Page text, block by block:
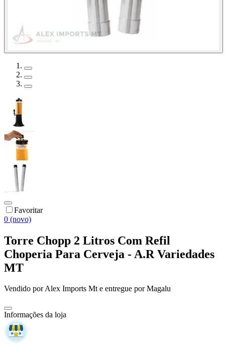
Favoritar
0 (novo)
Torre Chopp 2 Litros Com Refil
Choperia Para Cerveja - A.R Variedades
MT
Vendido porAlex Imports Mte entregue por Magalu
Informações da loja